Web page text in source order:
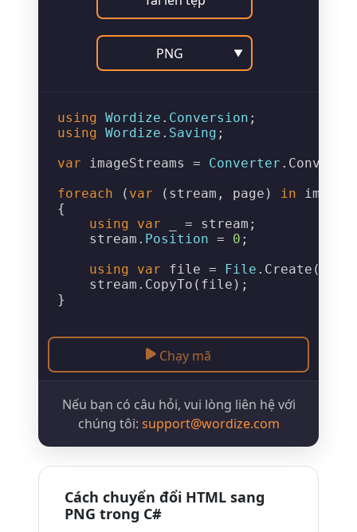
PNG ▼
using Wordize . Conversion
using Wordize . Saving ;
var imageStreams = Converter .
foreach ( var (stream, page) in
{
using
var _ = stream;
    stream.
Position = 0 ;
using
var file = File . Create (
    stream.
CopyTo (file);
Chạy mã
Nếu bạn có câu hỏi, vui lòng liên hệ với
chúng tôi: support@wordize.com
Cách chuyển đổi HTML sang
PNG trong C#